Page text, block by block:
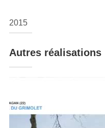
2015
Autres réalisations